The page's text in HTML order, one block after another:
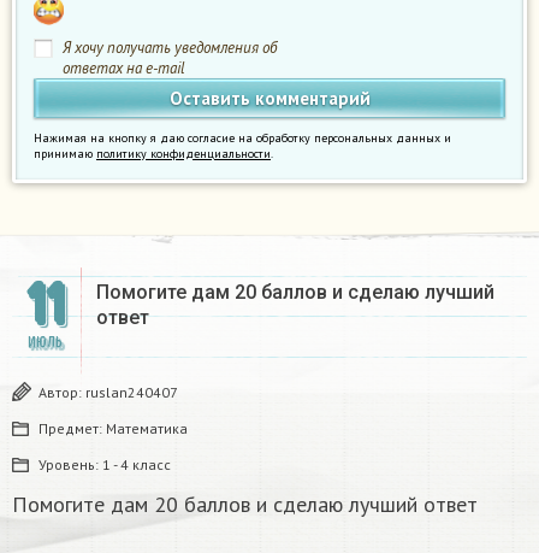
Я хочу получать уведомления об
ответах на e-mail
Нажимая на кнопку я даю согласие на обработку персональных данных и
принимаю политику конфиденциальности.
11
ИЮЛЬ
Помогите дам 20 баллов и сделаю лучший
ответ​
Автор: ruslan240407
Предмет: Математика
Уровень: 1 - 4 класс
Помогите дам 20 баллов и сделаю лучший ответ​